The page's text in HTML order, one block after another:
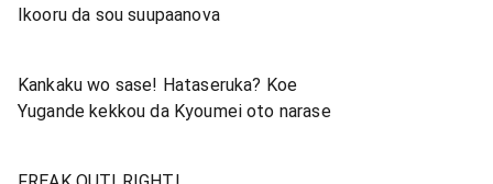
Ikooru da sou suupaanova
Kankaku wo sase! Hataseruka? Koe
Yugande kekkou da Kyoumei oto narase